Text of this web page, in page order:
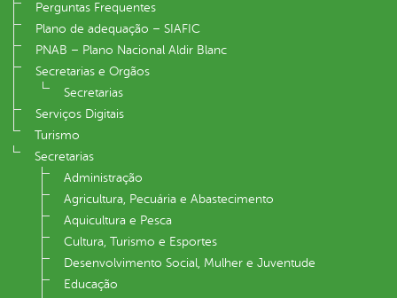
Perguntas Frequentes
Plano de adequação – SIAFIC
PNAB – Plano Nacional Aldir Blanc
Secretarias e Orgãos
Secretarias
Serviços Digitais
Turismo
Secretarias
Administração
Agricultura, Pecuária e Abastecimento
Aquicultura e Pesca
Cultura, Turismo e Esportes
Desenvolvimento Social, Mulher e Juventude
Educação